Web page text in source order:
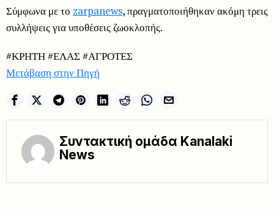
Σύμφωνα με το zarpanews, πραγματοποιήθηκαν ακόμη τρεις
συλλήψεις για υποθέσεις ζωοκλοπής.
#ΚΡΗΤΗ #ΕΛΑΣ #ΑΓΡΟΤΕΣ
Μετάβαση στην Πηγή
Συντακτική ομάδα Kanalaki
News